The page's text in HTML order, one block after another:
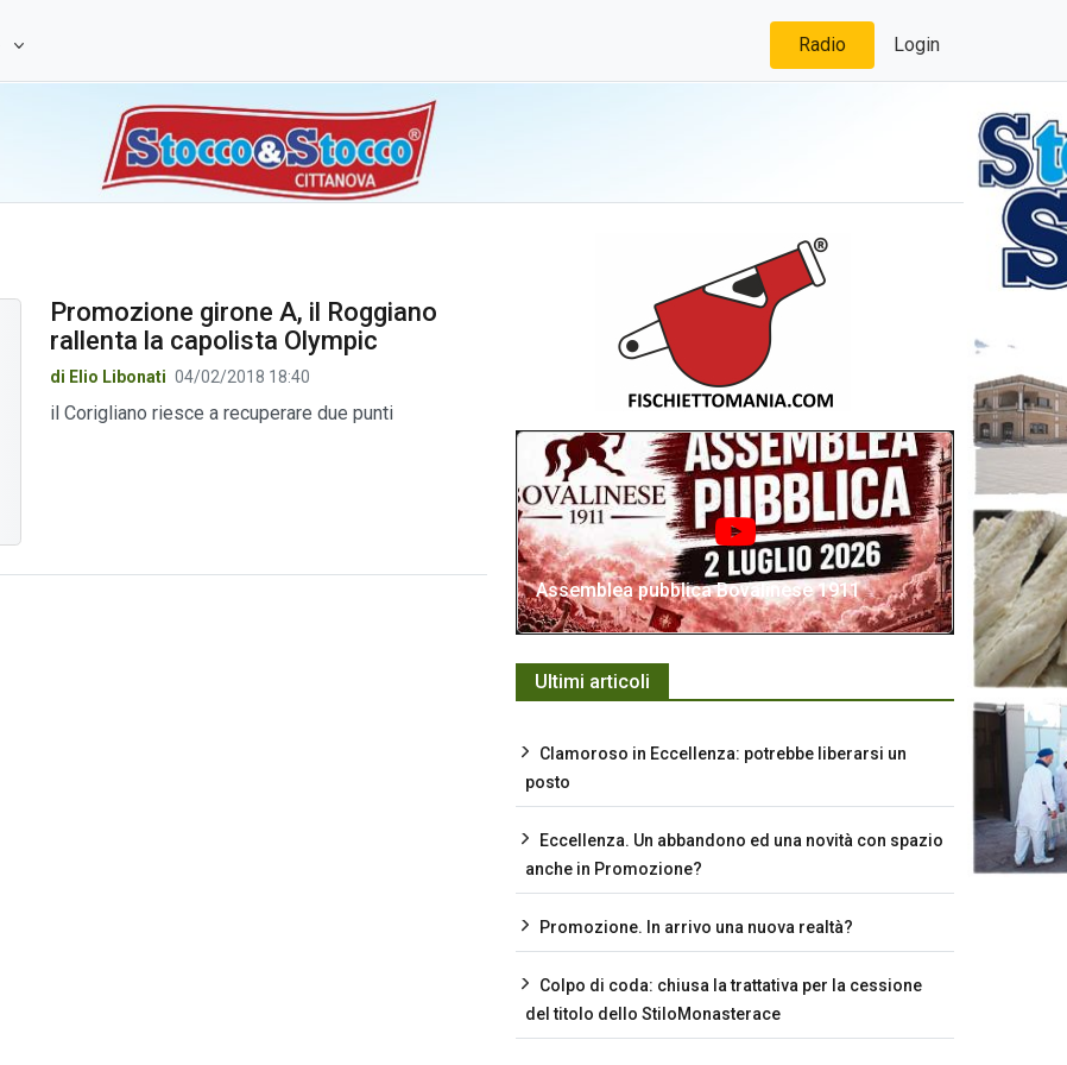
Radio Login
Promozione girone A, il Roggiano
rallenta la capolista Olympic
di Elio Libonati 04/02/2018 18:40
il Corigliano riesce a recuperare due punti
Assemblea pubblica Bovalinese 1911
Ultimi articoli
Clamoroso in Eccellenza: potrebbe liberarsi un
posto
Eccellenza. Un abbandono ed una novità con spazio
anche in Promozione?
Promozione. In arrivo una nuova realtà?
Colpo di coda: chiusa la trattativa per la cessione
del titolo dello StiloMonasterace